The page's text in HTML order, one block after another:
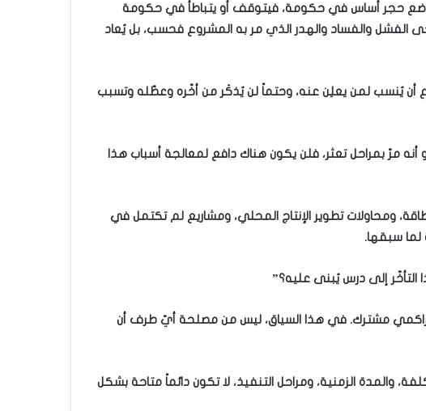
يوضع حجر أساس في حكومة، فيتوقف أو يتباطأ في حكومة
الفشل والفساد والهدر الذي مر به المشروع فحسب، بل يُعاد
يُنسب لمن يعلِن عنه، وحتماً لن يُذكَر من أخّره وعطّله وتسبب
مرّ بمراحل تعثر، فلن يكون هناك دافع لمعالجة أسباب هذا
ومحاولات تطوير الإنتاج المحلي، ومشاريع لم تكتمل في
لما سبقها.
التأخّر إلى درس يُبنى عليه؟”
تراكمي مشترك. في هذا السياق، ليس من مصلحة أيّ طرف أن
الزمنية، ومراحل التنفيذ، لا تكون دائماً متاحة بشكل